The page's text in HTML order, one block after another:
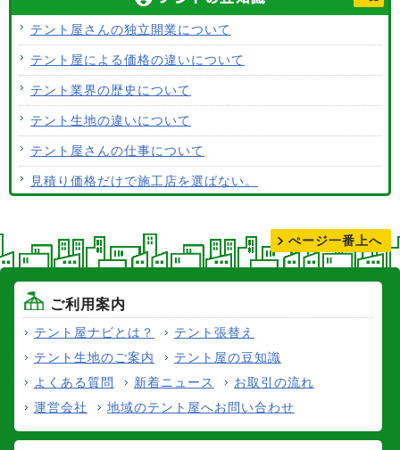
使用するテント生地の違いは？
ALCなどにオーニングは設置できますか？
テント生地はクリーニングできますか？
テント屋さんの独立開業について
テント屋による価格の違いについて
テント業界の歴史について
テント生地の違いについて
テント屋さんの仕事について
見積り価格だけで施工店を選ばない。
ぺージ一番上へ
ご利用案内
テント屋ナビとは？
テント張替え
テント生地のご案内
テント屋の豆知識
よくある質問
新着ニュース
お取引の流れ
運営会社
地域のテント屋へお問い合わせ